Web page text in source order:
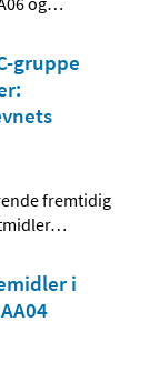
gruppe
fremtidig
…
i